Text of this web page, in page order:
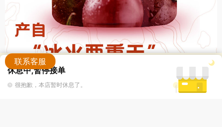
联系客服
休息中,暂停接单
很抱歉，本店暂时休息了。